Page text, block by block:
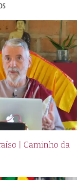
| Caminho da